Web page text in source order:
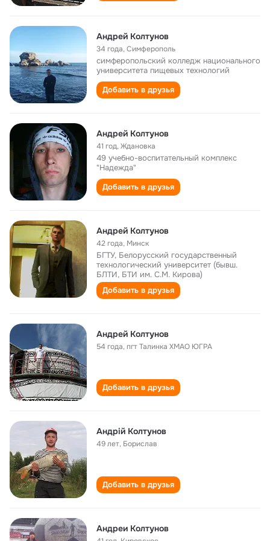
Андрей Колтунов
34 года,Симферополь
симферопольский колледж национального
университета пищевых технологий
Добавить в друзья
Андрей Колтунов
41 год,Ждановка
49 учебно-воспитательный комплекс
"Надежда"
Добавить в друзья
Андрей Колтунов
42 года, Минск
БГТУ, Белорусский государственный
технологический университет (бывш.
БЛТИ, БТИ им. С.М. Кирова)
Добавить в друзья
Андрей Колтунов
54 года,пгт Талинка ХМАО ЮГРА
Добавить в друзья
Андрій Колтунов
49 лет, Борислав
Добавить в друзья
Андреи Колтунов